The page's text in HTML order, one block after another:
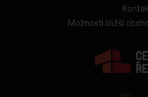
Možnosti bližší